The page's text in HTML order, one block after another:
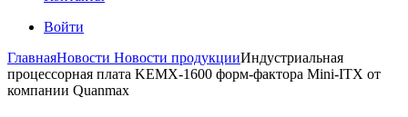
Войти
ГлавнаяНовости Новости продукцииИндустриальная
процессорная плата KEMX-1600 форм-фактора Mini-ITX от
компании Quanmax